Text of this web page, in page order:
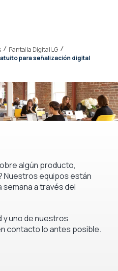
Pantalla Digital LG
para señalización digital
algún producto,
Nuestros equipos están
semana a través del
y uno de nuestros
contacto lo antes posible.